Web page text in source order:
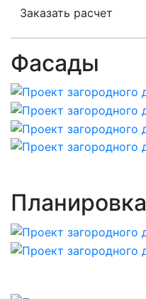
Заказать расчет
Фасады
Планировка